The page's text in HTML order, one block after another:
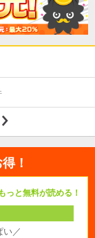
！
もっと無料が読める！
い／